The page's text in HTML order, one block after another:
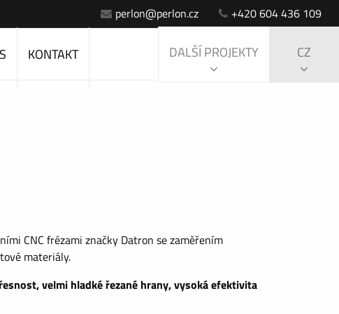
perlon@perlon.cz +420 604 436 109
KONTAKT DALŠÍ PROJEKTY CZ
CNC frézami značky Datron se zaměřením
materiály.
velmi hladké řezané hrany, vysoká efektivita